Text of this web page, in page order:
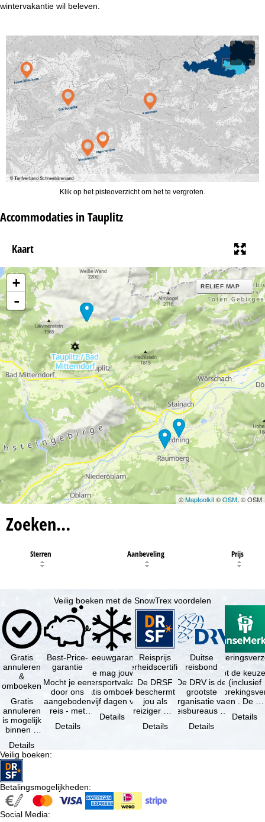
wintervakantie wil beleven.
Klik op het pisteoverzicht om het te vergroten.
Accommodaties in Tauplitz
Kaart
+
-
RELIEF MAP
©Maptoolkit©OSM, © OSM
Zoeken…
Sterren Aanbeveling Prijs
Veilig boeken met de SnowTrex voordelen
Gratis
annuleren
&
omboeken
Gratis
annuleren
is mogelijk
binnen 5
de
boeking,
als jouw
vakantie …
Details
Best-Price-
garantie
Mocht je een
door ons
aangeboden
reis - met
beschikbaarheid
Details
Sneeuwgarantie
Je mag jouw
wintersportvakantie
gratis omboeken
als vijf dagen voor
Details
Reisprijs
zekerheidscertificaat
De DRSF
beschermt
jou als
reiziger met
pakketreis
Details
Duitse
reisbond
De DRV is de
grootste
organisatie van
reisbureaus en
in Duitsland. …
Details
Je hebt de
(inclusief
en . De …
Details
Veilig boeken:
Betalingsmogelijkheden:
Social Media: